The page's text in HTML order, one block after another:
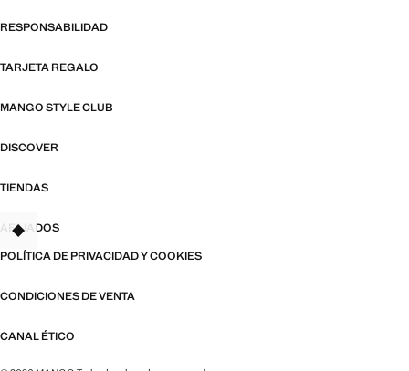
RESPONSABILIDAD
TARJETA REGALO
MANGO STYLE CLUB
DISCOVER
TIENDAS
AFILIADOS
POLÍTICA DE PRIVACIDAD Y COOKIES
CONDICIONES DE VENTA
CANAL ÉTICO